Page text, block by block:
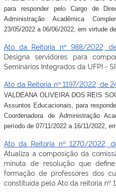
para responder pelo Cargo de
Administração Acadêmica
23/05/2022 a 06/06/2022, em virtude
Ato da Reitoria nº 988/2022,
Designa servidores para
Seminários Integrados da UFPI -
Ato da Reitoria nº 1197/2022, de
VALDEANA OLIVEIRA DOS REIS
Assuntos Educacionais,para
Coordenadora de Administração
período de 07/11/2022 a 16/11/2022,
Ato da Reitoria nº 1270/2022,
Atualiza a composição da
minuta de resolução que
formação de professores dos
constituída pelo Ato da reitoria